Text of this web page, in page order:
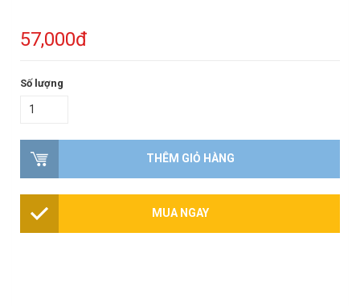
57,000đ
Số lượng
THÊM GIỎ HÀNG
MUA NGAY